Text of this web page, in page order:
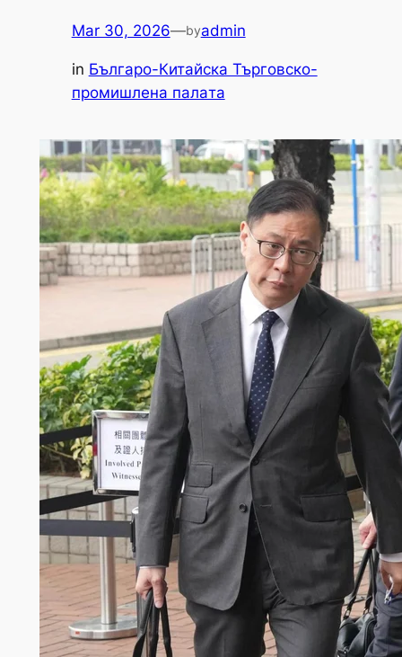
Mar 30, 2026—byadmin
in Българо-Китайска Търговско-
промишлена палaта